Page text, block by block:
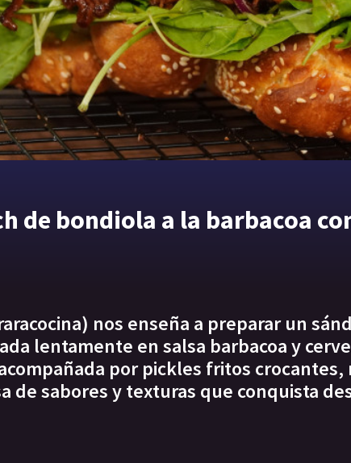
de bondiola a la barbacoa
nos enseña a preparar un
lentamente en salsa barbacoa y
por pickles fritos
de sabores y texturas que conquista